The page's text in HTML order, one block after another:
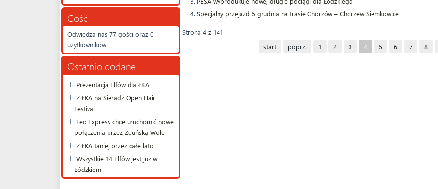
Gość
Odwiedza nas 77 gości oraz 0
użytkowników.
Ostatnio dodane
Prezentacja Elfów dla ŁKA
Z ŁKA na Sieradz Open Hair
Festival
Leo Express chce uruchomić nowe
połączenia przez Zduńską Wolę
Z ŁKA taniej przez całe lato
Wszystkie 14 Elfów jest już w
Łódzkiem
Specjalny przejazd 5 grudnia na trasie Chorzów – Chorzew Siemkowice
Strona 4 z 141
start
poprz. 1 2 3 4 5 6 7 8